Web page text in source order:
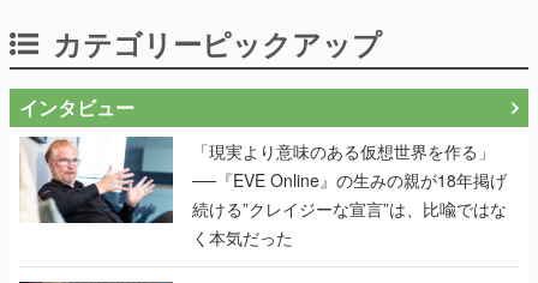
カテゴリーピックアップ
インタビュー
「現実より意味のある仮想世界を作る」
──『EVE Online』の生みの親が18年掲げ
続ける”クレイジーな宣言”は、比喩ではな
く本気だった